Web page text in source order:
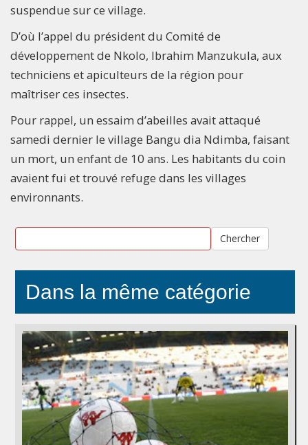
suspendue sur ce village.
D’où l’appel du président du Comité de
développement de Nkolo, Ibrahim Manzukula, aux
techniciens et apiculteurs de la région pour
maîtriser ces insectes.
Pour rappel, un essaim d’abeilles avait attaqué
samedi dernier le village Bangu dia Ndimba, faisant
un mort, un enfant de 10 ans. Les habitants du coin
avaient fui et trouvé refuge dans les villages
environnants.
Chercher
Dans la même catégorie